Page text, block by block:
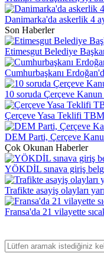
Danimarka'da askerlik 4
Son Haberler
Etimesgut Belediye
Cumhurbaşkanı
10 soruda Çerçeve
Çerçeve Yasa Teklifi
DEM Parti, Çerçeve
Çok Okunan Haberler
YÖKDİL sınava giriş
Trafikte asayiş olayları
Fransa'da 21 vilayette